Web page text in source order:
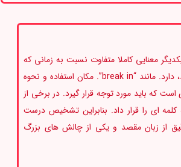
معنایی کاملا متفاوت نسبت به زمانی که
هر کدام جداگانه مورد استفاده قرار می گیرند، دارد. مانند “break in”. مکان استفاده و نحوه
که باید مورد توجه قرار گیرد. در برخی از
ای را قرار داد. بنابراین تشخیص درست
از زبان مقصد و یکی از چالش های بزرگ